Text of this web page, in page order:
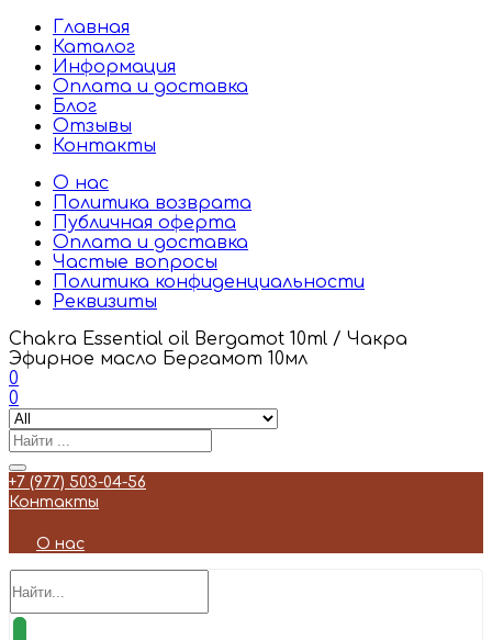
Главная
Каталог
Информация
Оплата и доставка
Блог
Отзывы
Контакты
О нас
Политика возврата
Публичная оферта
Оплата и доставка
Частые вопросы
Политика конфиденциальности
Реквизиты
Chakra Essential oil Bergamot 10ml / Чакра
Эфирное масло Бергамот 10мл
0
0
+7 (977) 503-04-56
Контакты
О нас